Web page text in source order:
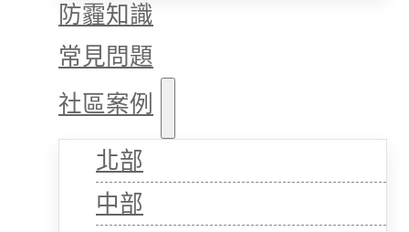
防霾知識
常見問題
社區案例
北部
中部